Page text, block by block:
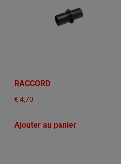
RACCORD
€ 4,70
Ajouter au panier